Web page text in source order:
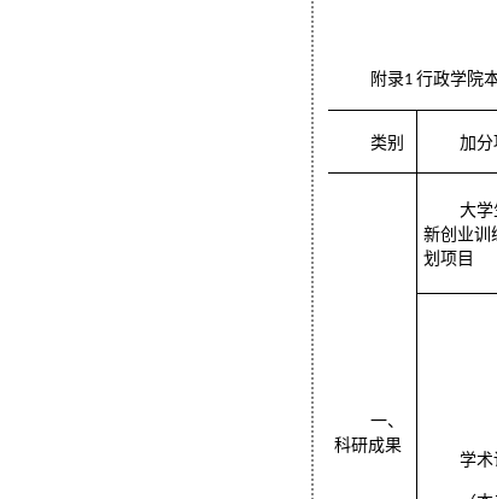
附录1 行政学院
类别 加分
一、
科研成果
大学
新创业训
划项目
学术